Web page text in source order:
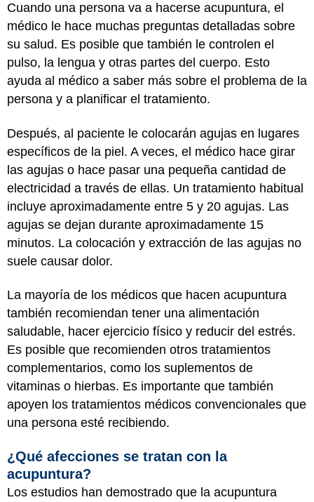
Cuando una persona va a hacerse acupuntura, el
médico le hace muchas preguntas detalladas sobre
su salud. Es posible que también le controlen el
pulso, la lengua y otras partes del cuerpo. Esto
ayuda al médico a saber más sobre el problema de la
persona y a planificar el tratamiento.
Después, al paciente le colocarán agujas en lugares
específicos de la piel. A veces, el médico hace girar
las agujas o hace pasar una pequeña cantidad de
electricidad a través de ellas. Un tratamiento habitual
incluye aproximadamente entre 5 y 20 agujas. Las
agujas se dejan durante aproximadamente 15
minutos. La colocación y extracción de las agujas no
suele causar dolor.
La mayoría de los médicos que hacen acupuntura
también recomiendan tener una alimentación
saludable, hacer ejercicio físico y reducir del estrés.
Es posible que recomienden otros tratamientos
complementarios, como los suplementos de
vitaminas o hierbas. Es importante que también
apoyen los tratamientos médicos convencionales que
una persona esté recibiendo.
¿Qué afecciones se tratan con la
acupuntura?
Los estudios han demostrado que la acupuntura